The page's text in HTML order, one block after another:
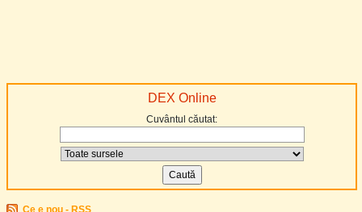
DEX Online
Cuvântul căutat:
Ce e nou - RSS